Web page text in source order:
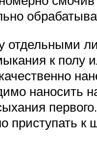
отдельными
к полу
наносить
первого.
приступать к